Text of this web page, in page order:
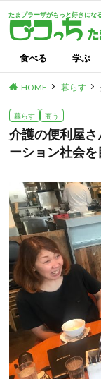
たまプラーザがもっと好きにな
食べる 学ぶ
HOME 暮らす
暮らす 商う
介護の便利屋
ーション社会を